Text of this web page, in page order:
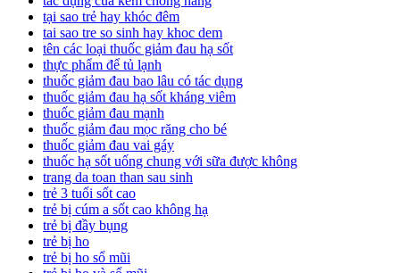
tại sao trẻ hay khóc đêm
tai sao tre so sinh hay khoc dem
tên các loại thuốc giảm đau hạ sốt
thực phẩm để tủ lạnh
thuốc giảm đau bao lâu có tác dụng
thuốc giảm đau hạ sốt kháng viêm
thuốc giảm đau mạnh
thuốc giảm đau mọc răng cho bé
thuốc giảm đau vai gáy
thuốc hạ sốt uống chung với sữa được không
trang da toan than sau sinh
trẻ 3 tuổi sốt cao
trẻ bị cúm a sốt cao không hạ
trẻ bị đầy bụng
trẻ bị ho
trẻ bị ho sổ mũi